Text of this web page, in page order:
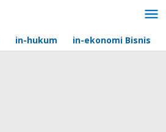
in-hukum in-ekonomi Bisnis